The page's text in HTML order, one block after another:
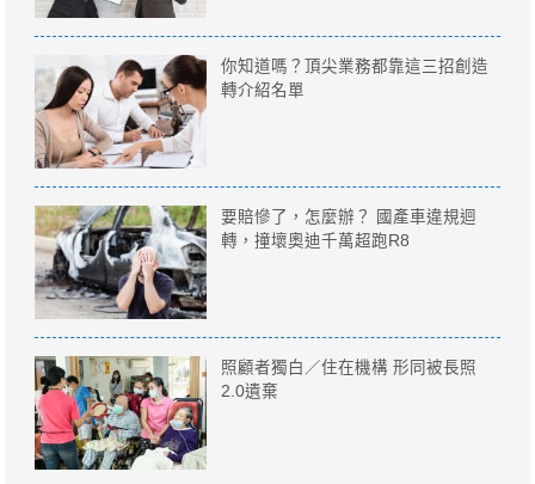
你知道嗎？頂尖業務都靠這三招創造
轉介紹名單
要賠慘了，怎麼辦？ 國產車違規迴
轉，撞壞奧迪千萬超跑R8
照顧者獨白／住在機構 形同被長照
2.0遺棄